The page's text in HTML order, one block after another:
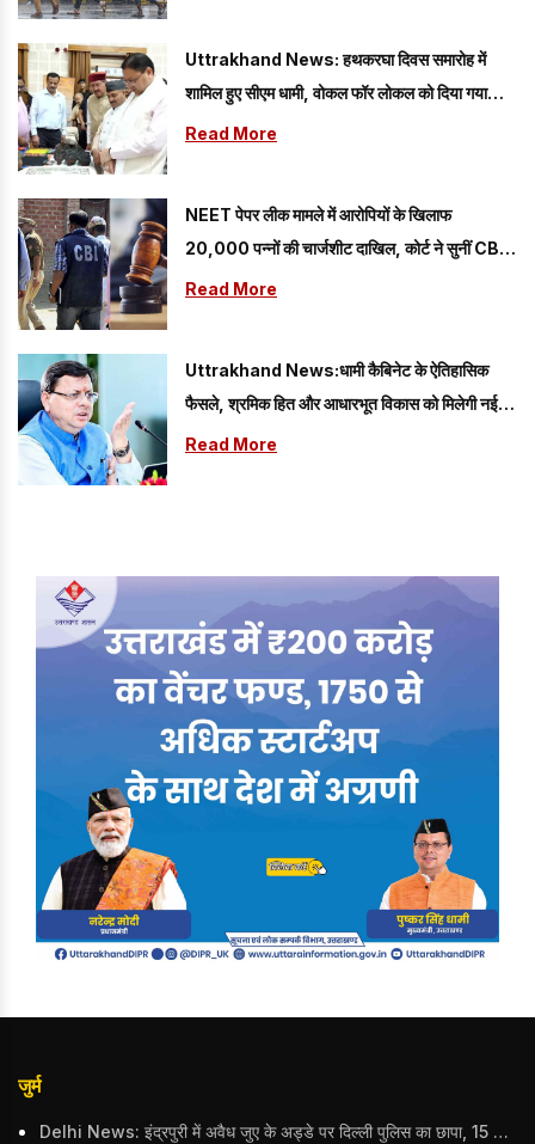
Uttrakhand News: हथकरघा दिवस समारोह में
शामिल हुए सीएम धामी, वोकल फॉर लोकल को दिया गया
प्रोत्साहन
Read More
NEET पेपर लीक मामले में आरोपियों के खिलाफ
20,000 पन्नों की चार्जशीट दाखिल, कोर्ट ने सुनीं CBI
की दलीलें
Read More
Uttrakhand News:धामी कैबिनेट के ऐतिहासिक
फैसले, श्रमिक हित और आधारभूत विकास को मिलेगी नई
गति
Read More
जुर्म
Delhi News: इंद्रपुरी में अवैध जुए के अड्डे पर दिल्ली पुलिस का छापा, 15 जुआरियों को पकड़ा; ₹3.61 लाख नकद और अन्य सामान बरामद